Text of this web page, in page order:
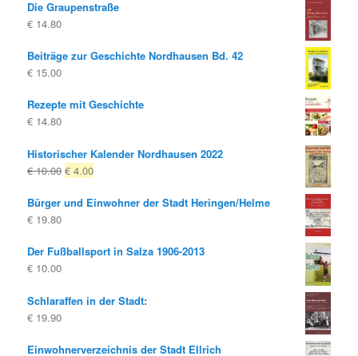
Die Graupenstraße
€ 14.80
Beiträge zur Geschichte Nordhausen Bd. 42
€ 15.00
Rezepte mit Geschichte
€ 14.80
Historischer Kalender Nordhausen 2022
€10.00 Ursprünglicher
war:
€ 4.00Aktueller
ist:
Bürger und Einwohner der Stadt Heringen/Helme
€ 19.80
Der Fußballsport in Salza 1906-2013
€ 10.00
Schlaraffen in der Stadt:
€ 19.90
Einwohnerverzeichnis der Stadt Ellrich